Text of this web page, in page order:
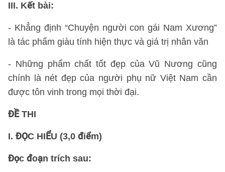
III. Kết bài:
- Khẳng định “Chuyện người con gái Nam Xương”
là tác phẩm giàu tính hiện thực và giá trị nhân văn
- Những phẩm chất tốt đẹp của Vũ Nương cũng
chính là nét đẹp của người phụ nữ Việt Nam cần
được tôn vinh trong mọi thời đại.
ĐỀ THI
I. ĐỌC HIỂU (3,0 điểm)
Đọc đoạn trích sau: